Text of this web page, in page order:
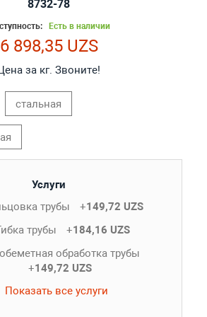
8732-78
Есть в наличии
6 898,35 UZS
за кг. Звоните!
стальная
Услуги
трубы
+149,72 UZS
трубы
+184,16 UZS
обработка трубы
+149,72 UZS
Показать все услуги